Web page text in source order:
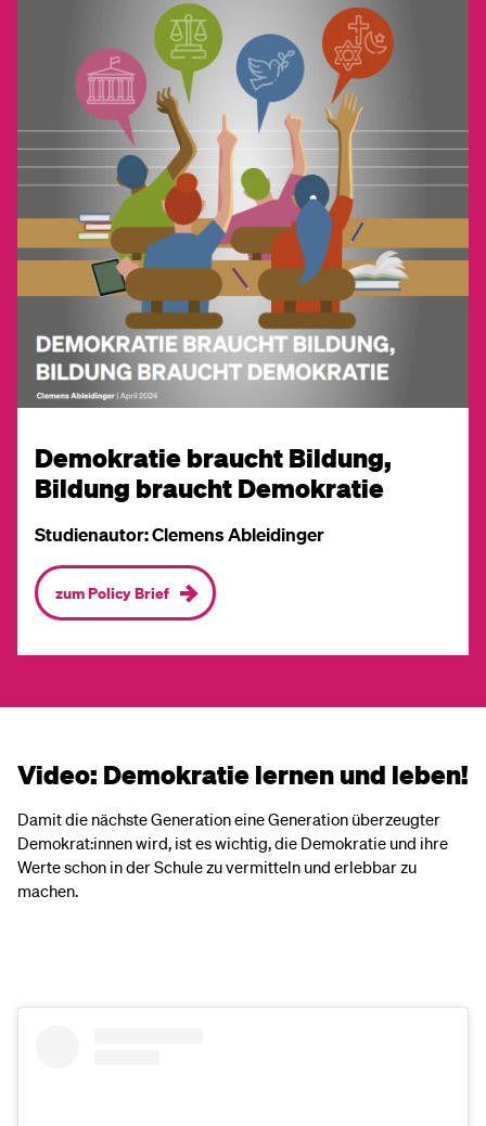
Demokratie braucht Bildung,
Bildung braucht Demokratie
Studienautor: Clemens Ableidinger
zum Policy Brief
Video: Demokratie lernen und leben!
Damit die nächste Generation eine Generation überzeugter
Demokrat:innen wird, ist es wichtig, die Demokratie und ihre
Werte schon in der Schule zu vermitteln und erlebbar zu
machen.